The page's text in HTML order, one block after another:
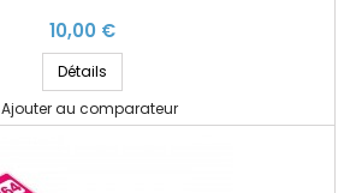
10,00 €
Détails
Ajouter au comparateur